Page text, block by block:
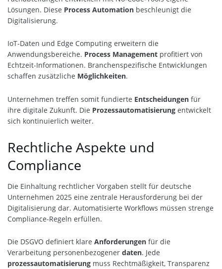
Lösungen. Diese Process Automation beschleunigt die
Digitalisierung.
IoT-Daten und Edge Computing erweitern die
Anwendungsbereiche. Process Management profitiert von
Echtzeit-Informationen. Branchenspezifische Entwicklungen
schaffen zusätzliche Möglichkeiten.
Unternehmen treffen somit fundierte Entscheidungen für
ihre digitale Zukunft. Die Prozessautomatisierung entwickelt
sich kontinuierlich weiter.
Rechtliche Aspekte und
Compliance
Die Einhaltung rechtlicher Vorgaben stellt für deutsche
Unternehmen 2025 eine zentrale Herausforderung bei der
Digitalisierung dar. Automatisierte Workflows müssen strenge
Compliance-Regeln erfüllen.
Die DSGVO definiert klare Anforderungen für die
Verarbeitung personenbezogener daten. Jede
prozessautomatisierung muss Rechtmäßigkeit, Transparenz